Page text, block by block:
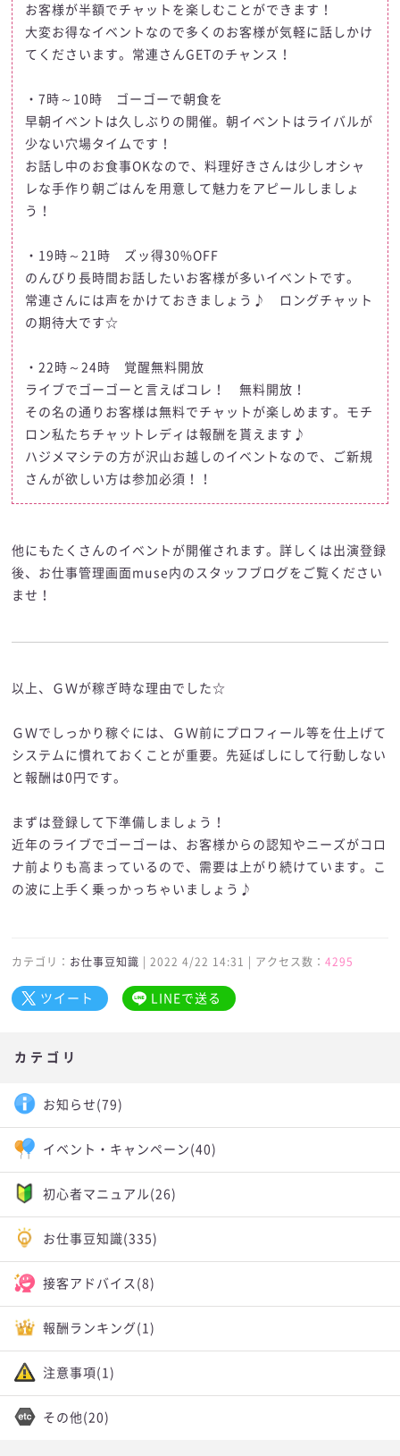
お客様が半額でチャットを楽しむことができます！
大変お得なイベントなので多くのお客様が気軽に話しかけ
てくださいます。常連さんGETのチャンス！
・7時～10時 ゴーゴーで朝食を
早朝イベントは久しぶりの開催。朝イベントはライバルが
少ない穴場タイムです！
お話し中のお食事OKなので、料理好きさんは少しオシャ
レな手作り朝ごはんを用意して魅力をアピールしましょ
う！
・19時～21時 ズッ得30%OFF
のんびり長時間お話したいお客様が多いイベントです。
常連さんには声をかけておきましょう♪ ロングチャット
の期待大です☆
・22時～24時 覚醒無料開放
ライブでゴーゴーと言えばコレ！ 無料開放！
その名の通りお客様は無料でチャットが楽しめます。モチ
ロン私たちチャットレディは報酬を貰えます♪
ハジメマシテの方が沢山お越しのイベントなので、ご新規
さんが欲しい方は参加必須！！
他にもたくさんのイベントが開催されます。詳しくは出演登録
後、お仕事管理画面muse内のスタッフブログをご覧ください
ませ！
以上、ＧＷが稼ぎ時な理由でした☆
ＧＷでしっかり稼ぐには、ＧＷ前にプロフィール等を仕上げて
システムに慣れておくことが重要。先延ばしにして行動しない
と報酬は0円です。
まずは登録して下準備しましょう！
近年のライブでゴーゴーは、お客様からの認知やニーズがコロ
ナ前よりも高まっているので、需要は上がり続けています。こ
の波に上手く乗っかっちゃいましょう♪
カテゴリ： お仕事豆知識 | 2022 4/22 14:31 | アクセス数：4295
ツイート LINEで送る
カテゴリ
お知らせ (79)
イベント・キャンペーン (40)
初心者マニュアル(26)
お仕事豆知識(335)
接客アドバイス (8)
報酬ランキング (1)
注意事項(1)
その他 (20)